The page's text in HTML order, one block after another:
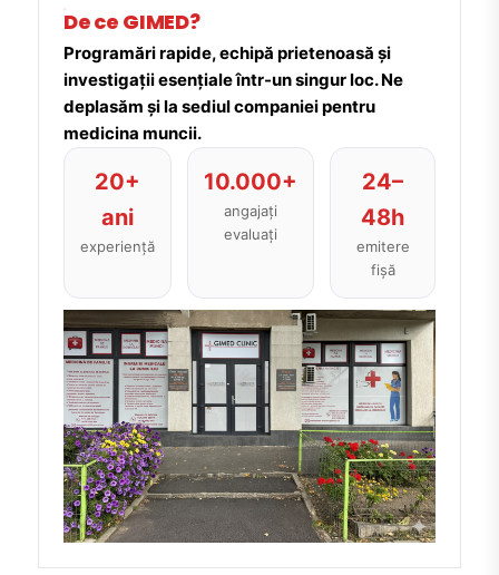
De ce GIMED?
Programări rapide, echipă prietenoasă și
investigații esențiale într-un singur loc. Ne
deplasăm și la sediul companiei pentru
medicina muncii.
20+
ani
experiență
10.000+
angajați
evaluați
24–
48h
emitere
fișă